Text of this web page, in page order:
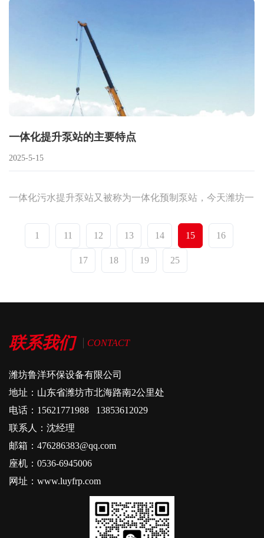
一体化提升泵站的主要特点
2025-5-15
一体化污水提升泵站又被称为一体化预制泵站，今天潍坊一
1 11 12 13 14 15 16
17 18 19 25
联系我们 CONTACT
潍坊鲁洋环保设备有限公司
地址：山东省潍坊市北海路南2公里处
电话：15621771988 13853612029
联系人：沈经理
邮箱：476286383@qq.com
座机：0536-6945006
网址：www.luyfrp.com